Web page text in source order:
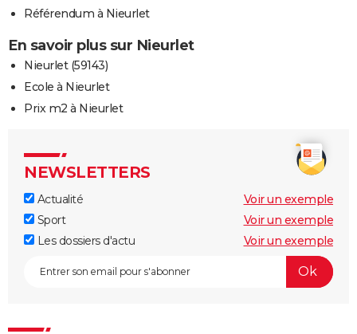
Référendum à Nieurlet
En savoir plus sur Nieurlet
Nieurlet (59143)
Ecole à Nieurlet
Prix m2 à Nieurlet
NEWSLETTERS
Actualité
Voir un exemple
Sport
Voir un exemple
Les dossiers d'actu
Voir un exemple